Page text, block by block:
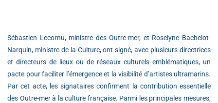
Sébastien Lecornu, ministre des Outre-mer, et Roselyne Bachelot-
Narquin, ministre de la Culture, ont signé, avec plusieurs directrices
et directeurs de lieux ou de réseaux culturels emblématiques, un
pacte pour faciliter l’émergence et la visibilité d’artistes ultramarins.
Par cet acte, les signataires confirment la contribution essentielle
des Outre-mer à la culture française. Parmi les principales mesures,